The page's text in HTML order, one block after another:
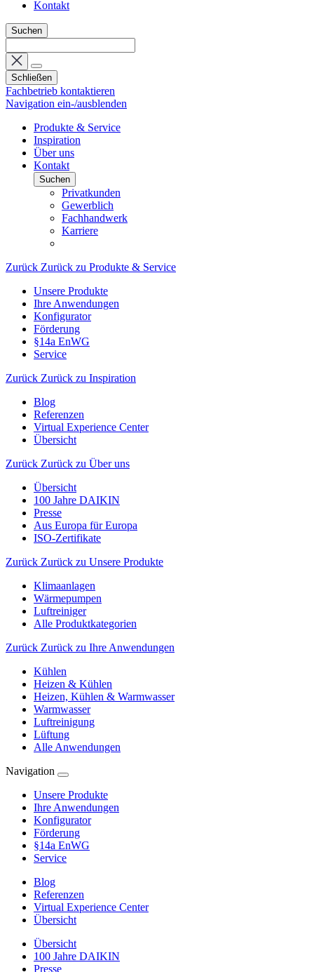
Kontakt
Suchen
Schließen
Fachbetrieb kontaktieren
Navigation ein-/ausblenden
Produkte & Service
Inspiration
Über uns
Kontakt
Suchen
Privatkunden
Gewerblich
Fachhandwerk
Karriere
Zurück Zurück zu Produkte & Service
Unsere Produkte
Ihre Anwendungen
Konfigurator
Förderung
§14a EnWG
Service
Zurück Zurück zu Inspiration
Blog
Referenzen
Virtual Experience Center
Übersicht
Zurück Zurück zu Über uns
Übersicht
100 Jahre DAIKIN
Presse
Aus Europa für Europa
ISO-Zertifikate
Zurück Zurück zu Unsere Produkte
Klimaanlagen
Wärmepumpen
Luftreiniger
Alle Produktkategorien
Zurück Zurück zu Ihre Anwendungen
Kühlen
Heizen & Kühlen
Heizen, Kühlen & Warmwasser
Warmwasser
Luftreinigung
Lüftung
Alle Anwendungen
Navigation
Unsere Produkte
Ihre Anwendungen
Konfigurator
Förderung
§14a EnWG
Service
Blog
Referenzen
Virtual Experience Center
Übersicht
Übersicht
100 Jahre DAIKIN
Presse